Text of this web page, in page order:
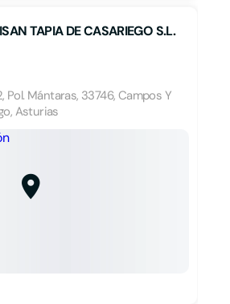
TAPIA DE CASARIEGO S.L.
Mántaras, 33746, Campos Y
Asturias